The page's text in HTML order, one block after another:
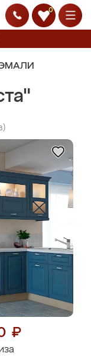
0
₽